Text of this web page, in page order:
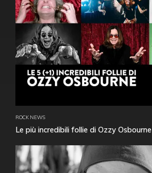
ROCK NEWS
Le più incredibili follie di Ozzy Osbourne